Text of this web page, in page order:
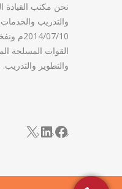
نحن مكتب القيادة
والتدريب
2014/
القوات المسلحة
والتطوير والتدريب.
Facebook
LinkedIn
X